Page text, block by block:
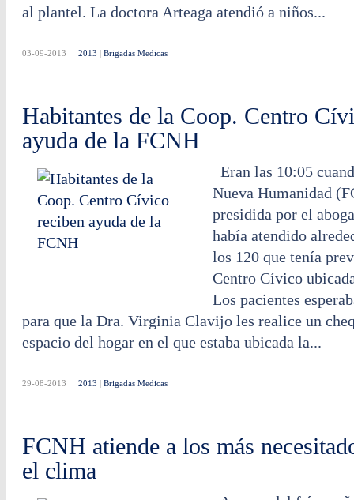
al plantel. La doctora Arteaga atendió a niños...
03-09-2013 2013 | Brigadas Medicas
Habitantes de la Coop. Centro
ayuda de la FCNH
Eran las 10:05
Nueva Humanidad
presidida por el
había atendido
los 120 que tenía
Centro Cívico
Los pacientes
para que la Dra. Virginia Clavijo les realice un
espacio del hogar en el que estaba ubicada la...
29-08-2013 2013 | Brigadas Medicas
FCNH atiende a los más
el clima